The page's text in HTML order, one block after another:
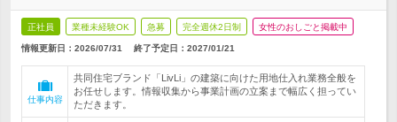
正社員 業種未経験OK 急募 完全週休2日制 女性のおしごと掲載中
情報更新日：2026/07/31 終了予定日： 2027/01/21
仕事内容
共同住宅ブランド「LivLi」の建築に向けた用地仕入れ業務全般を
お任せします。情報収集から事業計画の立案まで幅広く担ってい
ただきます。